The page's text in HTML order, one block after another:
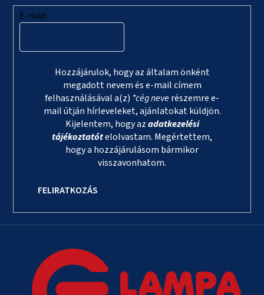
E-mail
Hozzájárulok, hogy az általam önként
megadott nevem és e-mail címem
felhasználásával a(z) *cég neverészemre e-
mail útján hírleveleket, ajánlatokat küldjön.
Kijelentem, hogy azadatkezelési
tájékoztatótelolvastam. Megértettem,
hogy a hozzájárulásom bármikor
visszavonhatom.
FELIRATKOZÁS